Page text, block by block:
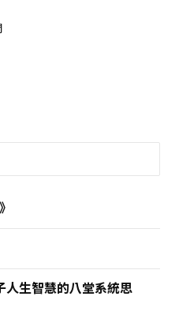
人生智慧的八堂系統思